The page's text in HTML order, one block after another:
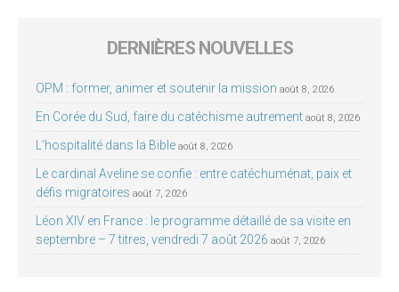
DERNIÈRES NOUVELLES
OPM : former, animer et soutenir la mission août 8, 2026
En Corée du Sud, faire du catéchisme autrement août 8, 2026
L’hospitalité dans la Bible août 8, 2026
Le cardinal Aveline se confie : entre catéchuménat, paix et
défis migratoires août 7, 2026
Léon XIV en France : le programme détaillé de sa visite en
septembre – 7 titres, vendredi 7 août 2026 août 7, 2026